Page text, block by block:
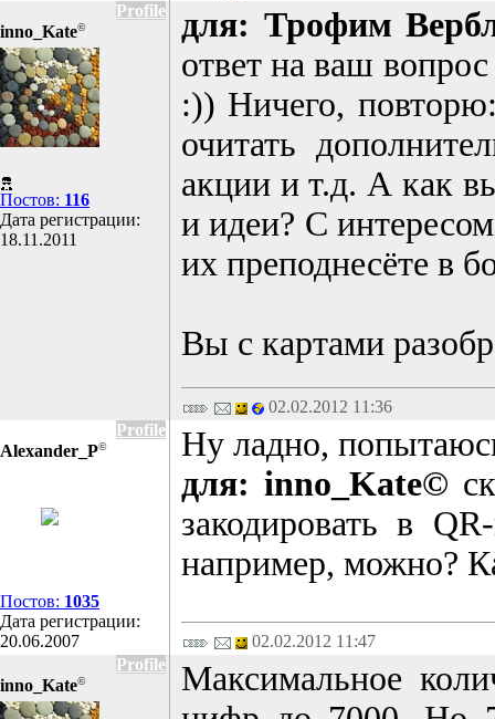
Profile
inno_Kate©
Постов: 116
Дата регистрации:
18.11.2011
для: Трофим
ответ на ваш
:)) Ничего,
очитать
акции и т.д. А как
и идеи? С
их преподнесёте в
Вы с картами
02.02.2012 11:36
Profile
Alexander_P©
Постов: 1035
Дата регистрации:
20.06.2007
Ну ладно,
для: inno_Kate©
закодировать в
например, можно?
02.02.2012 11:47
Profile
inno_Kate©
Максимальное